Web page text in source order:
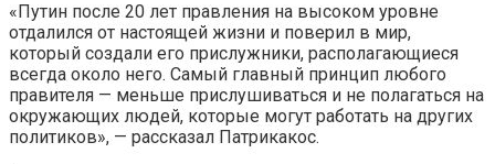
«Путин после 20 лет правления на высоком уровне
отдалился от настоящей жизни и поверил в мир,
который создали его прислужники, располагающиеся
всегда около него. Самый главный принцип любого
правителя — меньше прислушиваться и не полагаться на
окружающих людей, которые могут работать на других
политиков», — рассказал Патрикакос.